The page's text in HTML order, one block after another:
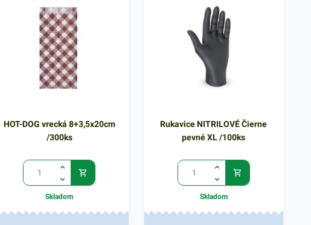
bez rozliatia. Sú vhodné pre
praktické a jednoduché
používanie. Výhodné balenie
obsahuje 50 kusov plastových
priehľadných pohárikov. V našej
ponuke nájdete ďalšie podobné
bez rozliatia. Sú vhodné pre
praktické a jednoduché
používanie. Výhodné balenie
obsahuje 50 kusov plastových
priehľadných pohárikov. V našej
ponuke nájdete ďalšie podobné
HOT-DOG vrecká 8+3,5x20cm
/300ks
Skladom
Rukavice NITRILOVÉ Čierne
pevné XL /100ks
Skladom